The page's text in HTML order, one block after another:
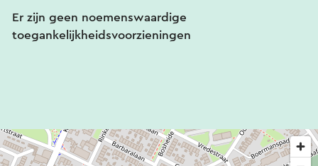
Er zijn geen noemenswaardige
toegankelijkheidsvoorzieningen